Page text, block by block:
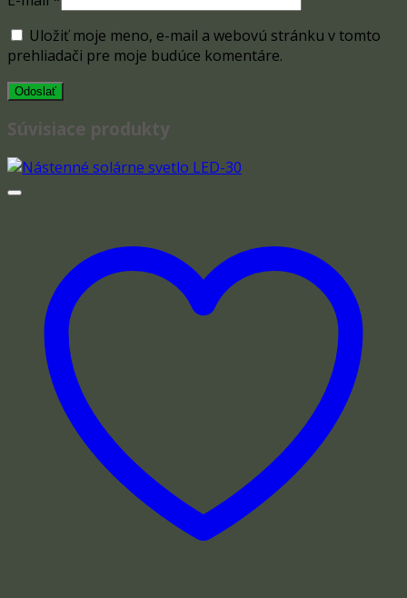
Uložiť moje meno, e-mail a webovú stránku v tomto
prehliadači pre moje budúce komentáre.
Súvisiace produkty